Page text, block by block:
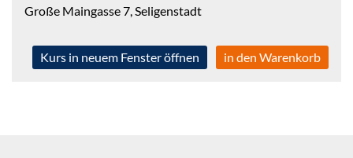
Große Maingasse 7, Seligenstadt
Kurs in neuem Fenster öffnen in den Warenkorb